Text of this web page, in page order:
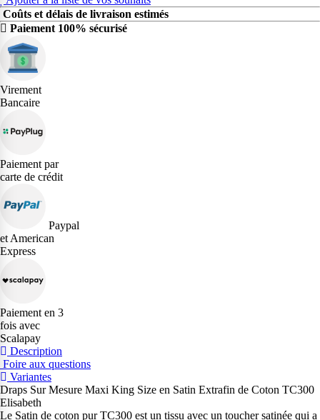
Coûts et délais de livraison estimés
Paiement 100% sécurisé
Virement
Bancaire
Paiement par
carte de crédit
Paypal
et American
Express
Paiement en 3
fois avec
Scalapay
Description
Foire aux questions
Variantes
Draps Sur Mesure Maxi King Size en Satin Extrafin de Coton TC300
Elisabeth
Le Satin de coton pur TC300 est un tissu avec un toucher satinée qui a